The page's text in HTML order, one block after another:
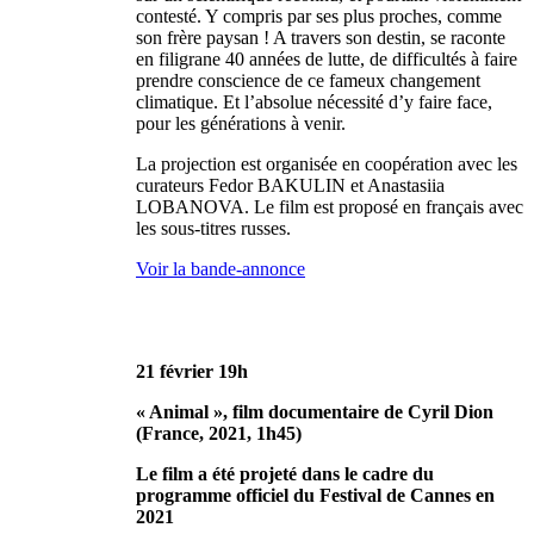
contesté. Y compris par ses plus proches, comme
son frère paysan ! A travers son destin, se raconte
en filigrane 40 années de lutte, de difficultés à faire
prendre conscience de ce fameux changement
climatique. Et l’absolue nécessité d’y faire face,
pour les générations à venir.
La projection est organisée en coopération avec les
curateurs Fedor BAKULIN et Anastasiia
LOBANOVA. Le film est proposé en français avec
les sous-titres russes.
Voir la bande-annonce
21 février 19h
« Animal », film documentaire de Cyril Dion
(France, 2021, 1h45)
Le film a été projeté dans le cadre du
programme officiel du Festival de Cannes en
2021